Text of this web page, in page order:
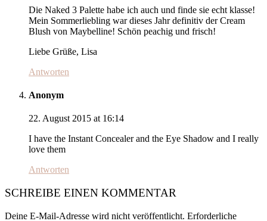
Die Naked 3 Palette habe ich auch und finde sie echt klasse!
Mein Sommerliebling war dieses Jahr definitiv der Cream
Blush von Maybelline! Schön peachig und frisch!
Liebe Grüße, Lisa
Antworten
Anonym
22. August 2015 at 16:14
I have the Instant Concealer and the Eye Shadow and I really
love them
Antworten
SCHREIBE EINEN KOMMENTAR
Deine E-Mail-Adresse wird nicht veröffentlicht. Erforderliche